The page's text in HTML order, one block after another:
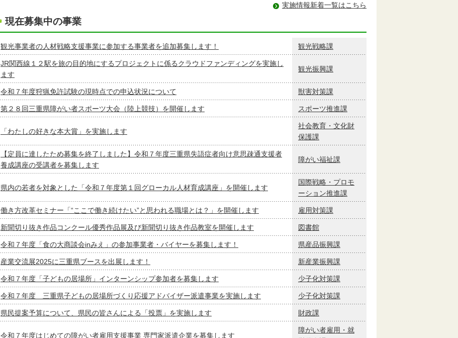
実施情報新着一覧はこちら
現在募集中の事業
観光事業者の人材戦略支援事業に参加する事業者を追加募集します！ 観光戦略課
JR関西線１２駅を旅の目的地にするプロジェクトに係るクラウドファンディングを実施し
ます
観光振興課
令和７年度狩猟免許試験の現時点での申込状況について 獣害対策課
第２８回三重県障がい者スポーツ大会（陸上競技）を開催します スポーツ推進課
「わたしの好きな本大賞」を実施します
社会教育・文化財
保護課
【定員に達したため募集を終了しました】令和７年度三重県失語症者向け意思疎通支援者
養成講座の受講者を募集します
障がい福祉課
県内の若者を対象とした「令和７年度第１回グローカル人材育成講座」を開催します
国際戦略・プロモ
ーション推進課
働き方改革セミナー「“ここで働き続けたい”と思われる職場とは？」を開催します 雇用対策課
新聞切り抜き作品コンクール優秀作品展及び新聞切り抜き作品教室を開催します 図書館
令和７年度「食の大商談会inみえ」の参加事業者・バイヤーを募集します！ 県産品振興課
産業交流展2025に三重県ブースを出展します！ 新産業振興課
令和７年度「子どもの居場所」インターンシップ参加者を募集します 少子化対策課
令和７年度 三重県子どもの居場所づくり応援アドバイザー派遣事業を実施します 少子化対策課
県民提案予算について、県民の皆さんによる「投票」を実施します 財政課
令和７年度はじめての障がい者雇用支援事業 専門家派遣企業を募集します
障がい者雇用・就